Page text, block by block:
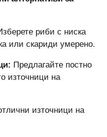
риби с ниска
или скариди умерено.
Предлагайте постно
източници на
източници на